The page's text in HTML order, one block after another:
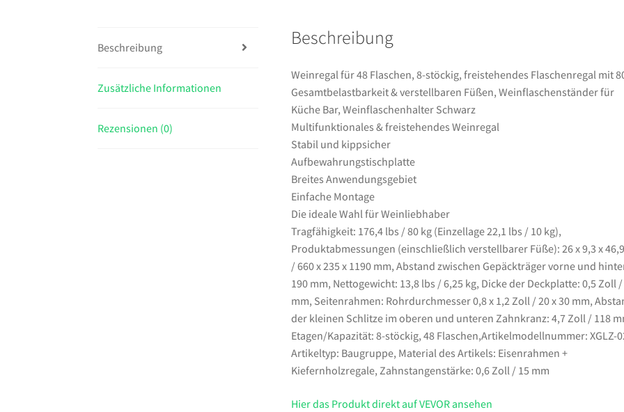
80
Gesamtbelastbarkeit
&
verstellbaren
Füßen,
Weinflaschenständer
für
Küche
Bar,
Weinflaschenhalter
Schwarz
Beschreibung
Zusätzliche Informationen
Rezensionen (0)
Beschreibung
Weinregal für 48 Flaschen, 8-stöckig, freistehendes Flaschenregal mit
Gesamtbelastbarkeit & verstellbaren Füßen, Weinflaschenständer für
Küche Bar, Weinflaschenhalter Schwarz
Multifunktionales & freistehendes Weinregal
Stabil und kippsicher
Aufbewahrungstischplatte
Breites Anwendungsgebiet
Einfache Montage
Die ideale Wahl für Weinliebhaber
Tragfähigkeit: 176,4 lbs / 80 kg (Einzellage 22,1 lbs / 10 kg),
Produktabmessungen (einschließlich verstellbarer Füße): 26 x 9,3 x
/ 660 x 235 x 1190 mm, Abstand zwischen Gepäckträger vorne und
190 mm, Nettogewicht: 13,8 lbs / 6,25 kg, Dicke der Deckplatte: 0,5 Zoll /
mm, Seitenrahmen: Rohrdurchmesser 0,8 x 1,2 Zoll / 20 x 30 mm,
der kleinen Schlitze im oberen und unteren Zahnkranz: 4,7 Zoll / 118
Etagen/Kapazität: 8-stöckig, 48 Flaschen,Artikelmodellnummer: XGLZ-
Artikeltyp: Baugruppe, Material des Artikels: Eisenrahmen +
Kiefernholzregale, Zahnstangenstärke: 0,6 Zoll / 15 mm
Hier das Produkt direkt auf VEVOR ansehen